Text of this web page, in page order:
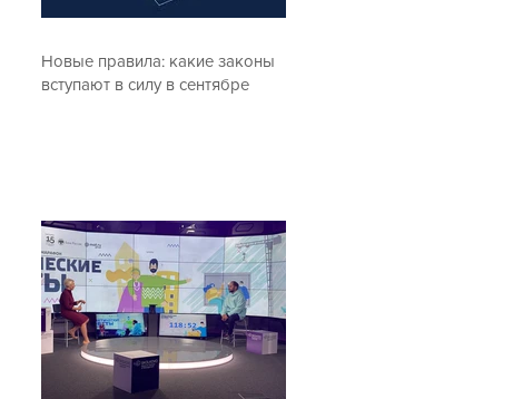
Новые правила: какие законы
вступают в силу в сентябре